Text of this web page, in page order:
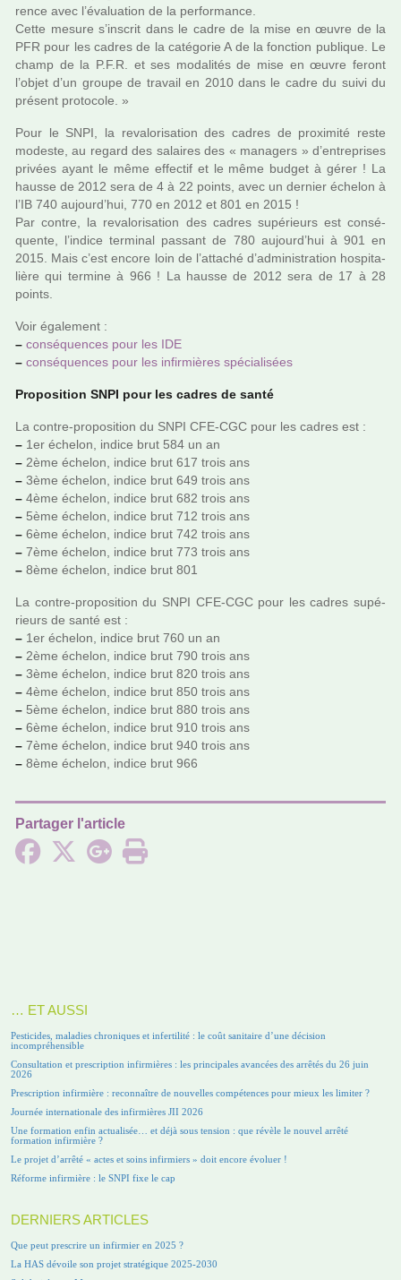
rence avec l’évaluation de la per­for­mance.
Cette mesure s’ins­crit dans le cadre de la mise en œuvre de la
PFR pour les cadres de la caté­go­rie A de la fonc­tion publi­que. Le
champ de la P.F.R. et ses moda­li­tés de mise en œuvre feront
l’objet d’un groupe de tra­vail en 2010 dans le cadre du suivi du
pré­sent pro­to­cole. »
Pour le SNPI, la reva­lo­ri­sa­tion des cadres de proxi­mité reste
modeste, au regard des salai­res des « mana­gers » d’entre­pri­ses
pri­vées ayant le même effec­tif et le même budget à gérer ! La
hausse de 2012 sera de 4 à 22 points, avec un der­nier échelon à
l’IB 740 aujourd’hui, 770 en 2012 et 801 en 2015 !
Par contre, la reva­lo­ri­sa­tion des cadres supé­rieurs est consé­
quente, l’indice ter­mi­nal pas­sant de 780 aujourd’hui à 901 en
2015. Mais c’est encore loin de l’atta­ché d’admi­nis­tra­tion hos­pi­ta­
lière qui ter­mine à 966 ! La hausse de 2012 sera de 17 à 28
points.
Voir également :
– consé­quen­ces pour les IDE
– consé­quen­ces pour les infir­miè­res spé­cia­li­sées
Proposition SNPI pour les cadres de santé
La contre-pro­po­si­tion du SNPI CFE-CGC pour les cadres est :
– 1er échelon, indice brut 584 un an
– 2ème échelon, indice brut 617 trois ans
– 3ème échelon, indice brut 649 trois ans
– 4ème échelon, indice brut 682 trois ans
– 5ème échelon, indice brut 712 trois ans
– 6ème échelon, indice brut 742 trois ans
– 7ème échelon, indice brut 773 trois ans
– 8ème échelon, indice brut 801
La contre-pro­po­si­tion du SNPI CFE-CGC pour les cadres supé­
rieurs de santé est :
– 1er échelon, indice brut 760 un an
– 2ème échelon, indice brut 790 trois ans
– 3ème échelon, indice brut 820 trois ans
– 4ème échelon, indice brut 850 trois ans
– 5ème échelon, indice brut 880 trois ans
– 6ème échelon, indice brut 910 trois ans
– 7ème échelon, indice brut 940 trois ans
– 8ème échelon, indice brut 966
Partager l'article
… ET AUSSI
Pesticides, maladies chroniques et infertilité : le coût sanitaire d’une décision
incompréhensible
Consultation et prescription infirmières : les principales avancées des arrêtés du 26 juin
2026
Prescription infirmière : reconnaître de nouvelles compétences pour mieux les limiter ?
Journée internationale des infirmières JII 2026
Une formation enfin actualisée… et déjà sous tension : que révèle le nouvel arrêté
formation infirmière ?
Le projet d’arrêté « actes et soins infirmiers » doit encore évoluer !
Réforme infirmière : le SNPI fixe le cap
DERNIERS ARTICLES
Que peut prescrire un infirmier en 2025 ?
La HAS dévoile son projet stratégique 2025-2030